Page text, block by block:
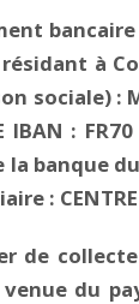
à
sociale) :
IBAN :
la banque
: CENTRE
de
du